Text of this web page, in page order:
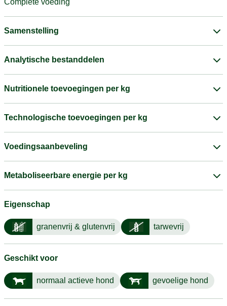
Samenstelling
Analytische bestanddelen
Nutritionele toevoegingen per kg
Technologische toevoegingen per kg
Voedingsaanbeveling
Metaboliseerbare energie per kg
Eigenschap
granenvrij & glutenvrij tarwevrij
Geschikt voor
normaal actieve hond gevoelige hond